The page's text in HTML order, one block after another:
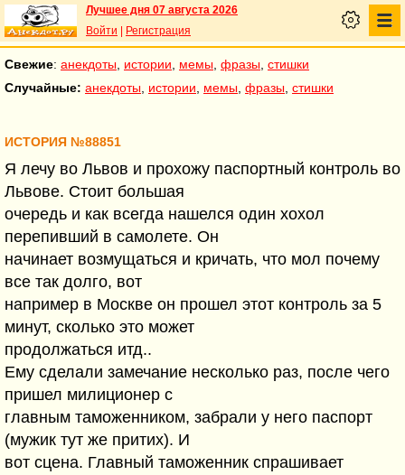
Лучшее дня 07 августа 2026
Войти
Регистрация
Свежие: анекдоты истории мемы фразы стишки
Случайные: анекдоты истории мемы фразы стишки
ИСТОРИЯ №88851
Я лечу во Львов и прохожу паспортный контроль во
Львове. Стоит большая
очередь и как всегда нашелся один хохол
перепивший в самолете. Он
начинает возмущаться и кричать, что мол почему
все так долго, вот
например в Москве он прошел этот контроль за 5
минут, сколько это может
продолжаться итд..
Ему сделали замечание несколько раз, после чего
пришел милиционер с
главным таможенником, забрали у него паспорт
(мужик тут же притих). И
вот сцена. Главный таможенник спрашивает